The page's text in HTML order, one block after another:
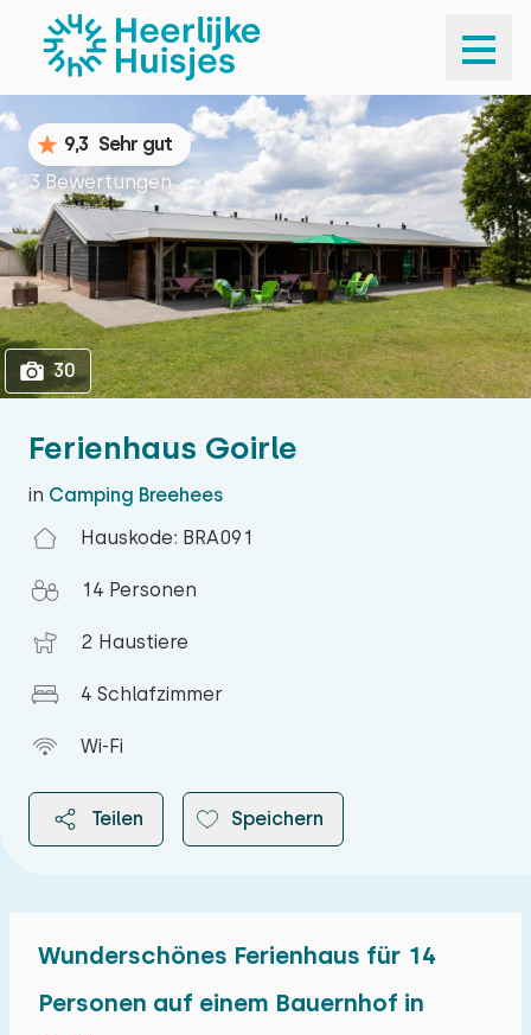
1
Ferienhaus Goirle
in Camping Breehees
Hauskode: BRA091
14 Personen
2 Haustiere
4 Schlafzimmer
Wi-Fi
Teilen Speichern
9,3 Sehr gut
3 Bewertungen
30
Wunderschönes Ferienhaus für 14
Personen auf einem Bauernhof in